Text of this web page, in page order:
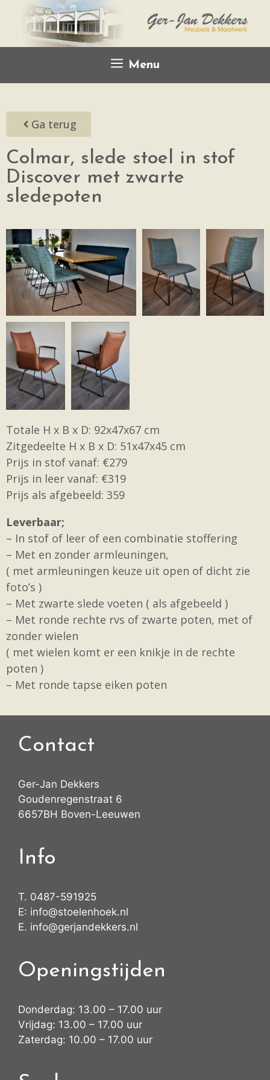
Menu
Ga terug
Colmar, slede stoel in stof
Discover met zwarte
sledepoten
Totale H x B x D: 92x47x67 cm
Zitgedeelte H x B x D: 51x47x45 cm
Prijs in stof vanaf: €279
Prijs in leer vanaf: €319
Prijs als afgebeeld: 359
Leverbaar;
– In stof of leer of een combinatie stoffering
– Met en zonder armleuningen,
( met armleuningen keuze uit open of dicht zie
foto’s )
– Met zwarte slede voeten ( als afgebeeld )
– Met ronde rechte rvs of zwarte poten, met of
zonder wielen
( met wielen komt er een knikje in de rechte
poten )
– Met ronde tapse eiken poten
Contact
Ger-Jan Dekkers
Goudenregenstraat 6
6657BH Boven-Leeuwen
Info
T. 0487-591925
E: info@stoelenhoek.nl
E. info@gerjandekkers.nl
Openingstijden
Donderdag: 13.00 – 17.00 uur
Vrijdag: 13.00 – 17.00 uur
Zaterdag: 10.00 – 17.00 uur